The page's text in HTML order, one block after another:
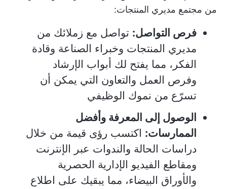
من مجتمع مديري المنتجات:
فرص التواصل: تواصل مع زملائك من
مديري المنتجات وخبراء الصناعة وقادة
الفكر، مما يفتح لك أبواب الإرشاد
وفرص العمل والتعاون التي يمكن أن
تسرّع من نموك الوظيفي
الوصول إلى المعرفة وأفضل
الممارسات: اكتسب رؤى قيمة من خلال
دراسات الحالة والندوات عبر الإنترنت
ومقاطع الفيديو الإدارية الحصرية
والأوراق البيضاء، مما يبقيك على اطلاع